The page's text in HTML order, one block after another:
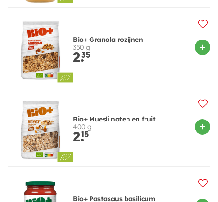
Bio+ Granola rozijnen
350 g
2.35
Bio+ Muesli noten en fruit
400 g
2.15
Bio+ Pastasaus basilicum